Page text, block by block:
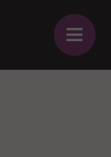
≡